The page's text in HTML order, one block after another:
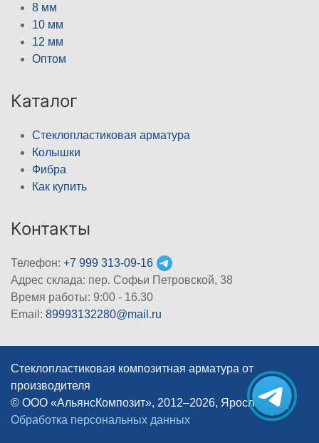
8 мм
10 мм
12 мм
Оптом
Каталог
Стеклопластиковая арматура
Колышки
Фибра
Как купить
Контакты
Телефон: +7 999 313-09-16
Адрес склада: пер. Софьи Петровской, 38
Время работы: 9:00 - 16.30
Email: 89993132280@mail.ru
Стеклопластиковая композитная арматура от
производителя
© ООО «АльянсКомпозит», 2012–2026, Ярославль
Обработка персональных данных